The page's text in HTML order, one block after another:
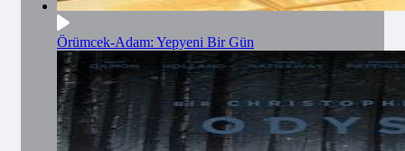
Örümcek-Adam: Yepyeni Bir Gün